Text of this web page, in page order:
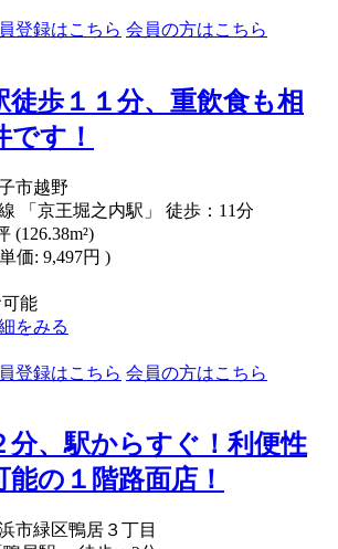
登録はこちら 会員の方はこちら
徒歩１１分、重飲食も相
です！
市越野
「京王堀之内駅」 徒歩：11分
(126.38m²)
価: 9,497円 )
能
をみる
登録はこちら 会員の方はこちら
分、駅からすぐ！利便性
能の１階路面店！
市緑区鴨居３丁目